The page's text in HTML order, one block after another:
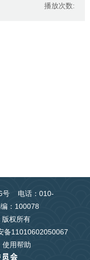
播放次数:
6号 电话：010-
：100078
版权所有
备11010602050067
使用帮助